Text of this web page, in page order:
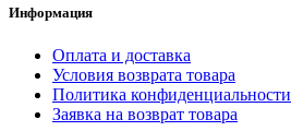
Информация
Оплата и доставка
Условия возврата товара
Политика конфиденциальности
Заявка на возврат товара